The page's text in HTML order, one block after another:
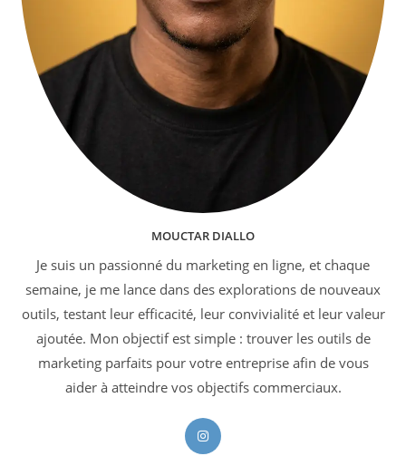
MOUCTAR DIALLO
Je suis un passionné du marketing en ligne, et chaque
semaine, je me lance dans des explorations de nouveaux
outils, testant leur efficacité, leur convivialité et leur valeur
ajoutée. Mon objectif est simple : trouver les outils de
marketing parfaits pour votre entreprise afin de vous
aider à atteindre vos objectifs commerciaux.
S’ouvre